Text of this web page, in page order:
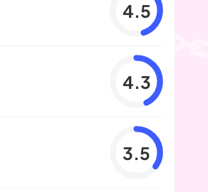
4.5
4.3
3.5